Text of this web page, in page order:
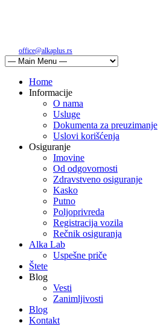
office@alkaplus.rs
Home
Informacije
O nama
Usluge
Dokumenta za preuzimanje
Uslovi korišćenja
Osiguranje
Imovine
Od odgovornosti
Zdravstveno osiguranje
Kasko
Putno
Poljoprivreda
Registracija vozila
Rečnik osiguranja
Alka Lab
Uspešne priče
Štete
Blog
Vesti
Zanimljivosti
Blog
Kontakt